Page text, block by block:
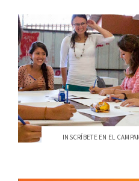
INSCRÍBETE EN EL